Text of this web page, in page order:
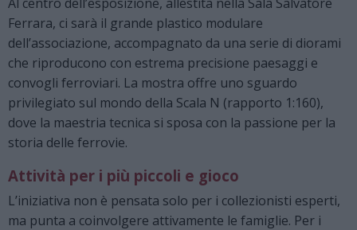
Ferrara, ci sarà il grande plastico modulare
dell’associazione, accompagnato da una serie di diorami
che riproducono con estrema precisione paesaggi e
convogli ferroviari. La mostra offre uno sguardo
privilegiato sul mondo della Scala N (rapporto 1:160),
dove la maestria tecnica si sposa con la passione per la
storia delle ferrovie.
Attività per i più piccoli e gioco
L’iniziativa non è pensata solo per i collezionisti esperti,
ma punta a coinvolgere attivamente le famiglie. Per i